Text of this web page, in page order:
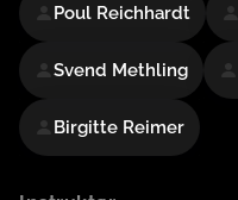
Poul Reichhardt
Svend Methling
Birgitte Reimer